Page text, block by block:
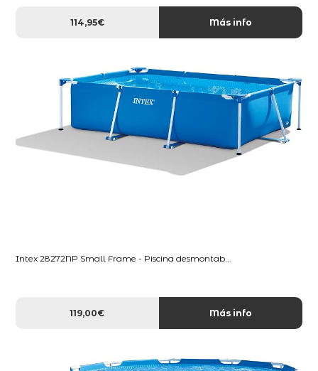
114,95€ Más info
Intex 28272NP Small Frame - Piscina desmontab...
119,00€ Más info